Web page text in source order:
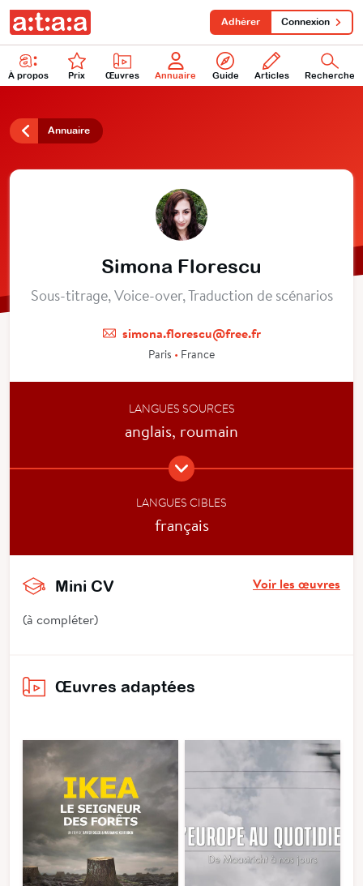
À propos Prix Œuvres Annuaire Guide Articles Recherche
Adhérer Connexion
Annuaire
Simona Florescu
Sous-titrage, Voice-over, Traduction de scénarios
simona.florescu@free.fr
Paris • France
LANGUES SOURCES
anglais, roumain
LANGUES CIBLES
français
Mini CV Voir les œuvres
(à compléter)
Œuvres adaptées